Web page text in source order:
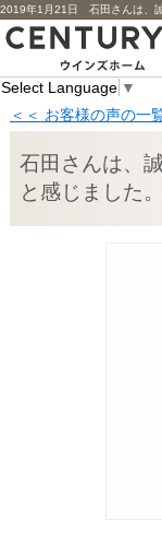
Select Language ▼
＜＜ お客様の声の一
石田さんは、
と感じました